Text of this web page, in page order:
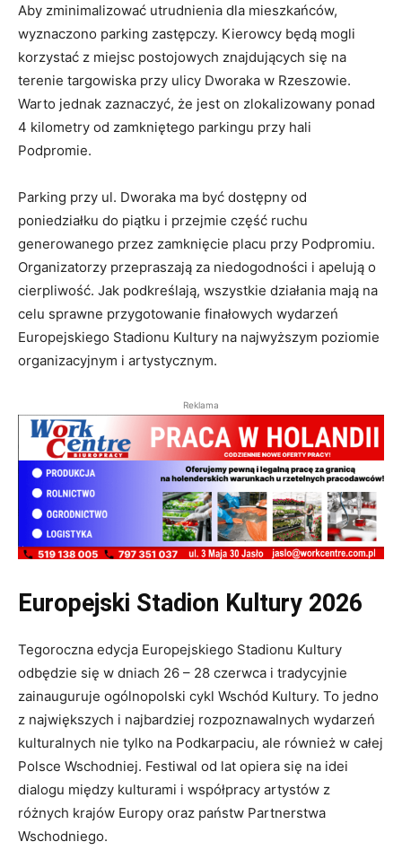
Aby zminimalizować utrudnienia dla mieszkańców,
wyznaczono parking zastępczy. Kierowcy będą mogli
korzystać z miejsc postojowych znajdujących się na
terenie targowiska przy ulicy Dworaka w Rzeszowie.
Warto jednak zaznaczyć, że jest on zlokalizowany ponad
4 kilometry od zamkniętego parkingu przy hali
Podpromie.
Parking przy ul. Dworaka ma być dostępny od
poniedziałku do piątku i przejmie część ruchu
generowanego przez zamknięcie placu przy Podpromiu.
Organizatorzy przepraszają za niedogodności i apelują o
cierpliwość. Jak podkreślają, wszystkie działania mają na
celu sprawne przygotowanie finałowych wydarzeń
Europejskiego Stadionu Kultury na najwyższym poziomie
organizacyjnym i artystycznym.
Reklama
Europejski Stadion Kultury 2026
Tegoroczna edycja Europejskiego Stadionu Kultury
odbędzie się w dniach 26 – 28 czerwca i tradycyjnie
zainauguruje ogólnopolski cykl Wschód Kultury. To jedno
z największych i najbardziej rozpoznawalnych wydarzeń
kulturalnych nie tylko na Podkarpaciu, ale również w całej
Polsce Wschodniej. Festiwal od lat opiera się na idei
dialogu między kulturami i współpracy artystów z
różnych krajów Europy oraz państw Partnerstwa
Wschodniego.